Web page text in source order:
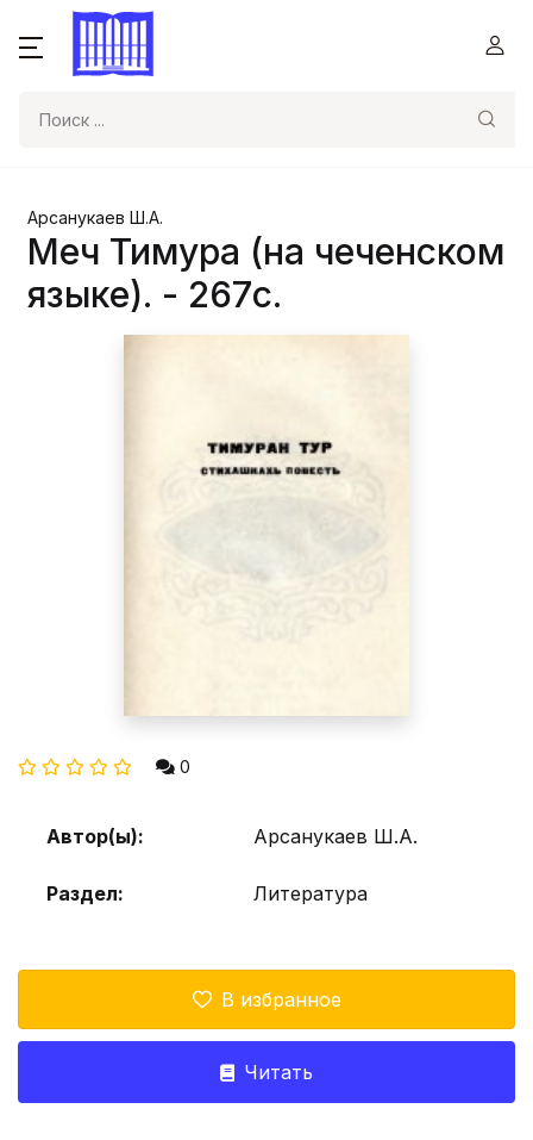
Арсанукаев Ш.А.
Меч Тимура (на чеченском
языке). - 267с.
0
Автор(ы): Арсанукаев Ш.А.
Раздел: Литература
В избранное
Читать